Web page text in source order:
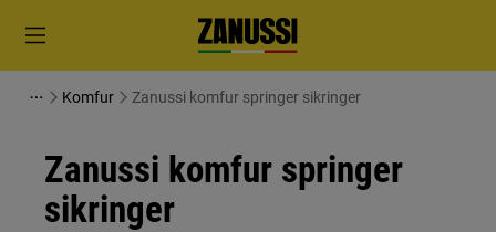
Komfur Zanussi komfur springer sikringer
Zanussi komfur springer
sikringer